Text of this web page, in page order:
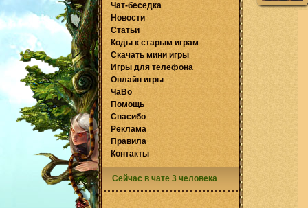
Чат-беседка
Новости
Статьи
Коды к старым играм
Скачать мини игры
Игры для телефона
Онлайн игры
ЧаВо
Помощь
Спасибо
Реклама
Правила
Контакты
Сейчас в чате 3 человека